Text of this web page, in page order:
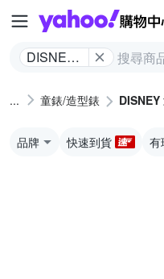
DISNEY
童錶/造型錶
品牌 快速到貨 有